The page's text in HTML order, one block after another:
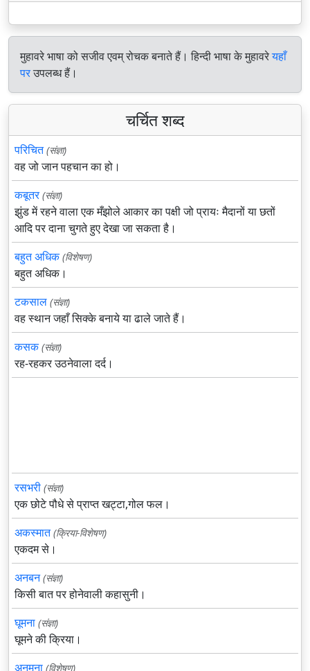
मुहावरे भाषा को सजीव एवम् रोचक बनाते हैं। हिन्दी भाषा के मुहावरेयहाँ
परउपलब्ध हैं।
चर्चित शब्द
परिचित (संज्ञा)
वह जो जान पहचान का हो।
कबूतर (संज्ञा)
झुंड में रहने वाला एक मँझोले आकार का पक्षी जो प्रायः मैदानों या छतों
आदि पर दाना चुगते हुए देखा जा सकता है।
बहुत अधिक (विशेषण)
बहुत अधिक।
टकसाल (संज्ञा)
वह स्थान जहाँ सिक्के बनाये या ढाले जाते हैं।
कसक (संज्ञा)
रह-रहकर उठनेवाला दर्द।
रसभरी (संज्ञा)
एक छोटे पौधे से प्राप्त खट्टा,गोल फल।
अकस्मात (क्रिया-विशेषण)
एकदम से।
अनबन (संज्ञा)
किसी बात पर होनेवाली कहासुनी।
घूमना (संज्ञा)
घूमने की क्रिया।
अनमना (विशेषण)